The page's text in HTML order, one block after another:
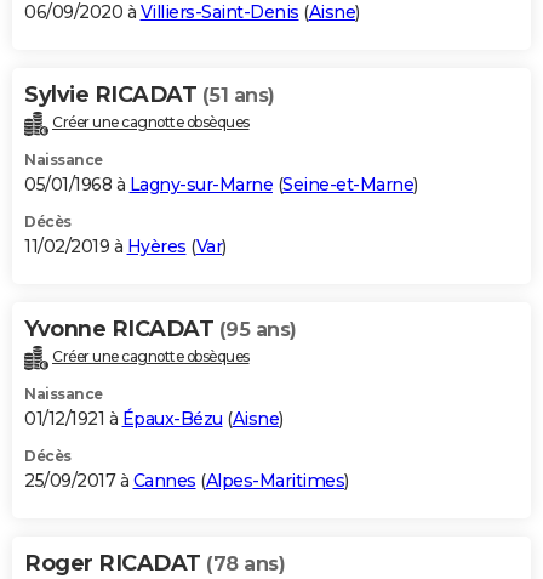
06/09/2020 à Villiers-Saint-Denis (Aisne)
Sylvie RICADAT (51 ans)
Créer une cagnotte obsèques
Naissance
05/01/1968 à Lagny-sur-Marne (Seine-et-Marne)
Décès
11/02/2019 à Hyères (Var)
Yvonne RICADAT (95 ans)
Créer une cagnotte obsèques
Naissance
01/12/1921 à Épaux-Bézu (Aisne)
Décès
25/09/2017 à Cannes (Alpes-Maritimes)
Roger RICADAT (78 ans)